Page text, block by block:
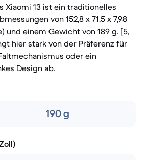
Xiaomi 13 ist ein traditionelles
von 152,8 x 71,5 x 7,98
und einem Gewicht von 189 g. [5,
hier stark von der Präferenz für
oder ein
Design ab.
190 g